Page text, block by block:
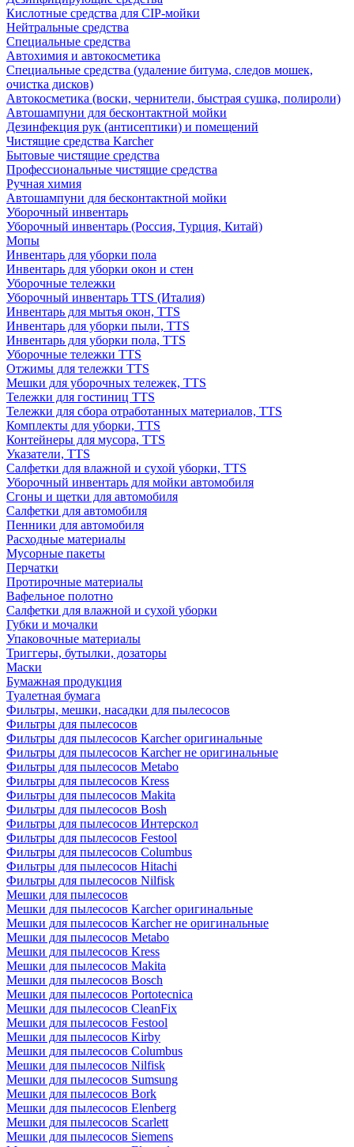
Кислотные средства для CIP-мойки
Нейтральные средства
Специальные средства
Автохимия и автокосметика
Специальные средства (удаление битума, следов мошек,
очистка дисков)
Автокосметика (воски, чернители, быстрая сушка, полироли)
Автошампуни для бесконтактной мойки
Дезинфекция рук (антисептики) и помещений
Чистящие средства Karcher
Бытовые чистящие средства
Профессиональные чистящие средства
Ручная химия
Автошампуни для бесконтактной мойки
Уборочный инвентарь
Уборочный инвентарь (Россия, Турция, Китай)
Мопы
Инвентарь для уборки пола
Инвентарь для уборки окон и стен
Уборочные тележки
Уборочный инвентарь TTS (Италия)
Инвентарь для мытья окон, TTS
Инвентарь для уборки пыли, TTS
Инвентарь для уборки пола, TTS
Уборочные тележки TTS
Отжимы для тележки TTS
Мешки для уборочных тележек, TTS
Тележки для гостиниц TTS
Тележки для сбора отработанных материалов, TTS
Комплекты для уборки, TTS
Контейнеры для мусора, TTS
Указатели, TTS
Салфетки для влажной и сухой уборки, TTS
Уборочный инвентарь для мойки автомобиля
Сгоны и щетки для автомобиля
Салфетки для автомобиля
Пенники для автомобиля
Расходные материалы
Мусорные пакеты
Перчатки
Протирочные материалы
Вафельное полотно
Салфетки для влажной и сухой уборки
Губки и мочалки
Упаковочные материалы
Триггеры, бутылки, дозаторы
Маски
Бумажная продукция
Туалетная бумага
Фильтры, мешки, насадки для пылесосов
Фильтры для пылесосов
Фильтры для пылесосов Karcher оригинальные
Фильтры для пылесосов Karcher не оригинальные
Фильтры для пылесосов Metabo
Фильтры для пылесосов Kress
Фильтры для пылесосов Makita
Фильтры для пылесосов Bosh
Фильтры для пылесосов Интерскол
Фильтры для пылесосов Festool
Фильтры для пылесосов Columbus
Фильтры для пылесосов Hitachi
Фильтры для пылесосов Nilfisk
Мешки для пылесосов
Мешки для пылесосов Karcher оригинальные
Мешки для пылесосов Karcher не оригинальные
Мешки для пылесосов Metabo
Мешки для пылесосов Kress
Мешки для пылесосов Makita
Мешки для пылесосов Bosch
Мешки для пылесосов Portotecnica
Мешки для пылесосов CleanFix
Мешки для пылесосов Festool
Мешки для пылесосов Kirby
Мешки для пылесосов Columbus
Мешки для пылесосов Nilfisk
Мешки для пылесосов Sumsung
Мешки для пылесосов Bork
Мешки для пылесосов Elenberg
Мешки для пылесосов Scarlett
Мешки для пылесосов Siemens